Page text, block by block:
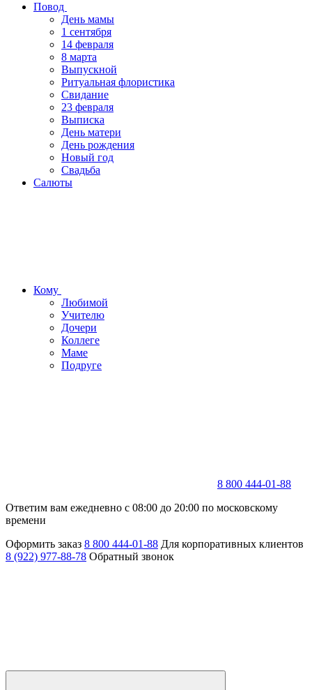
Повод
День мамы
1 сентября
14 февраля
8 марта
Выпускной
Ритуальная флористика
Свидание
23 февраля
Выписка
День матери
День рождения
Новый год
Свадьба
Салюты
Кому
Любимой
Учителю
Дочери
Коллеге
Маме
Подруге
8 800 444-01-88
Ответим вам ежедневно с 08:00 до 20:00 по московскому
времени
Оформить заказ 8 800 444-01-88 Для корпоративных клиентов
8 (922) 977-88-78 Обратный звонок